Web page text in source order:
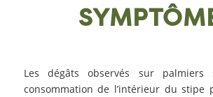
Les dégâts observés sur
consommation de l’intérieur du stipe